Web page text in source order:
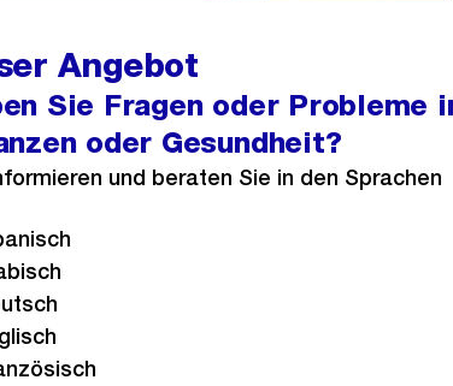
Angebot
Sie Fragen oder Probleme
oder Gesundheit?
und beraten Sie in den Sprachen